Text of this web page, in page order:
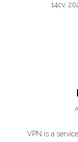
14cv,
VPN is a